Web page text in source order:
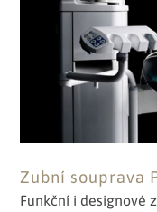
Zubní souprava
Funkční i designové